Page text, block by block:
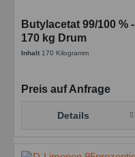
Butylacetat 99/100 % -
170 kg Drum
Inhalt 170 Kilogramm
Preis auf Anfrage
Details